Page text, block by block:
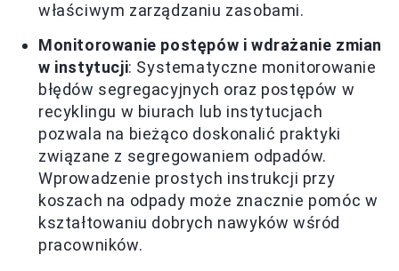
właściwym zarządzaniu zasobami.
Monitorowanie postępów i wdrażanie zmian
w instytucji: Systematyczne monitorowanie
błędów segregacyjnych oraz postępów w
recyklingu w biurach lub instytucjach
pozwala na bieżąco doskonalić praktyki
związane z segregowaniem odpadów.
Wprowadzenie prostych instrukcji przy
koszach na odpady może znacznie pomóc w
kształtowaniu dobrych nawyków wśród
pracowników.